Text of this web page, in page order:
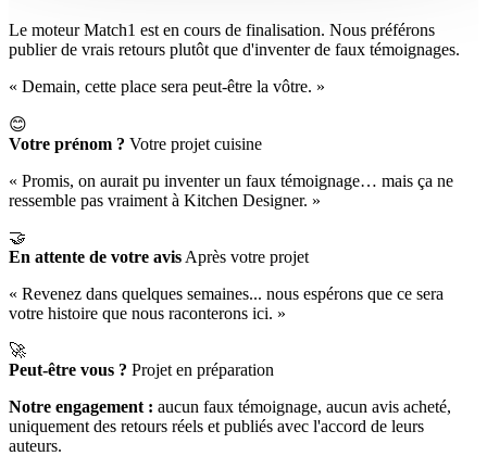
Le moteur Match1 est en cours de finalisation. Nous préférons
publier de vrais retours plutôt que d'inventer de faux témoignages.
« Demain, cette place sera peut-être la vôtre. »
😊
Votre prénom ? Votre projet cuisine
« Promis, on aurait pu inventer un faux témoignage… mais ça ne
ressemble pas vraiment à Kitchen Designer. »
🤝
En attente de votre avis Après votre projet
« Revenez dans quelques semaines... nous espérons que ce sera
votre histoire que nous raconterons ici. »
🚀
Peut-être vous ? Projet en préparation
Notre engagement : aucun faux témoignage, aucun avis acheté,
uniquement des retours réels et publiés avec l'accord de leurs
auteurs.